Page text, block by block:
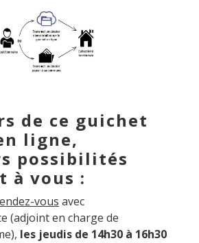
de ce guichet
ligne,
possibilités
à vous :
vous avec
(adjoint en charge de
les jeudis de 14h30 à 16h30